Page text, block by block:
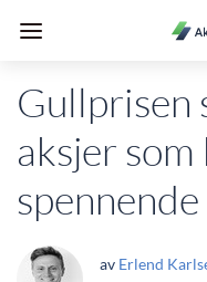
Gullprisen
aksjer
spennende
av Erlend